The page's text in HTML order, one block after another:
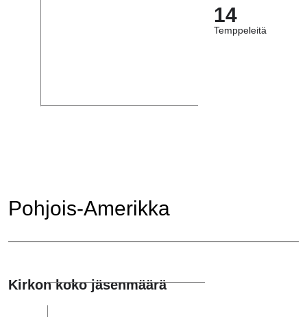
14
Temppeleitä
Pohjois-Amerikka
Kirkon koko jäsenmäärä